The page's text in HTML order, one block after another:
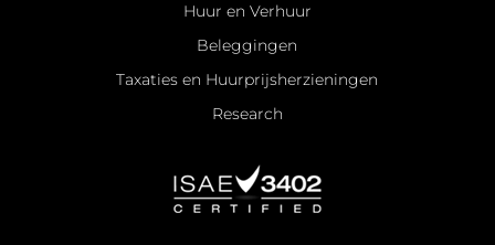
Huur en Verhuur
Beleggingen
Taxaties en Huurprijsherzieningen
Research